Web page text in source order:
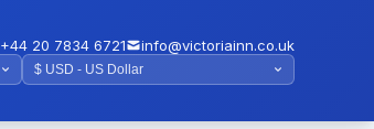
+44 20 7834 6721 info@victoriainn.co.uk